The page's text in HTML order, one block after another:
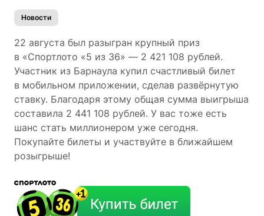
Новости
22 августа был разыгран крупный приз
в «Спортлото «5 из 36» ― 2 421 108 рублей.
Участник из Барнаула купил счастливый билет
в мобильном приложении, сделав развёрнутую
ставку. Благодаря этому общая сумма выигрыша
составила 2 441 108 рублей. У вас тоже есть
шанс стать миллионером уже сегодня.
Покупайте билеты и участвуйте в ближайшем
розыгрыше!